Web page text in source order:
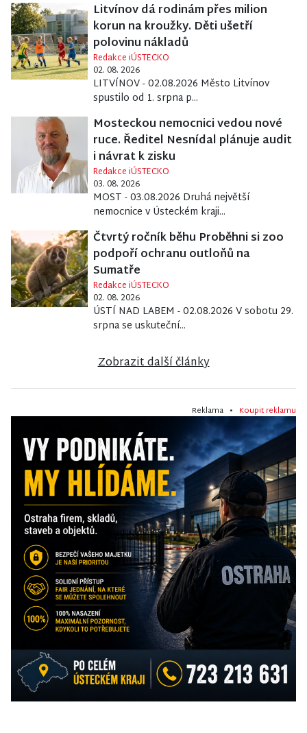
Litvínov dá rodinám přes milion
korun na kroužky. Děti ušetří
polovinu nákladů
Redakce iÚSTECKO
02. 08. 2026
LITVÍNOV - 02.08.2026 Město Litvínov
spustilo od 1. srpna p...
Mosteckou nemocnici vedou nové
ruce. Ředitel Nesnídal plánuje audit
i návrat k zisku
Redakce iÚSTECKO
03. 08. 2026
MOST - 03.08.2026 Druhá největší
nemocnice v Ústeckém kraji...
Čtvrtý ročník běhu Proběhni si zoo
podpoří ochranu outloňů na
Sumatře
Redakce iÚSTECKO
02. 08. 2026
ÚSTÍ NAD LABEM - 02.08.2026 V sobotu 29.
srpna se uskuteční...
Zobrazit další články
Reklama • Koupit reklamu